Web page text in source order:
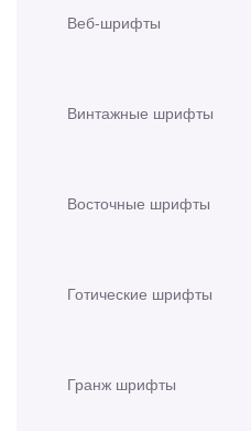
Веб-шрифты
Винтажные шрифты
Восточные шрифты
Готические шрифты
Гранж шрифты